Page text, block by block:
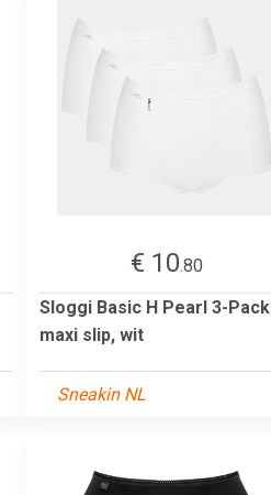
€ 10.80
Sloggi Basic H Pearl 3-Pack
maxi slip, wit
Sneakin NL